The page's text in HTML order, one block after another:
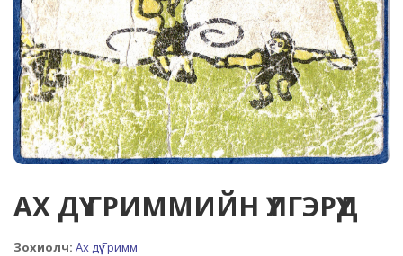
АХ ДҮҮ ГРИММИЙН ҮЛГЭРҮҮД
Зохиолч: Ах дүү Гримм